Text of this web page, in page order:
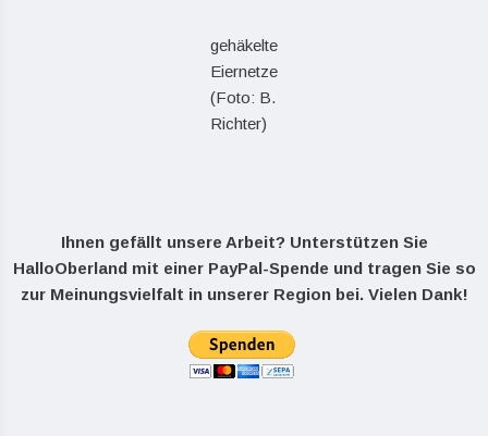
gehäkelte
Eiernetze
(Foto: B.
Richter)
Ihnen gefällt unsere Arbeit? Unterstützen Sie
HalloOberland mit einer PayPal-Spende und tragen Sie so
zur Meinungsvielfalt in unserer Region bei. Vielen Dank!